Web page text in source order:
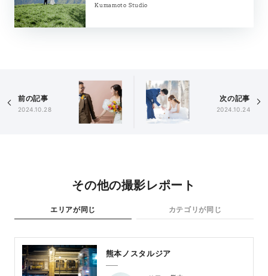
Kumamoto Studio
前の記事
2024.10.28
次の記事
2024.10.24
その他の撮影レポート
エリアが同じ カテゴリが同じ
熊本ノスタルジア